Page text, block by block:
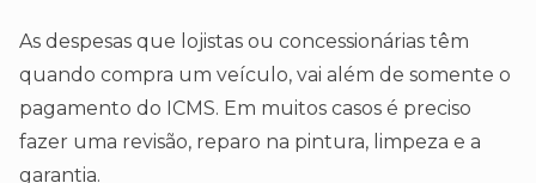
As despesas que lojistas ou concessionárias têm
quando compra um veículo, vai além de somente o
pagamento do ICMS. Em muitos casos é preciso
fazer uma revisão, reparo na pintura, limpeza e a
garantia.